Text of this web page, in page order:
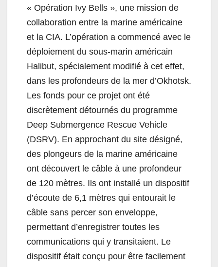
« Opération Ivy Bells », une mission de
collaboration entre la marine américaine
et la CIA. L’opération a commencé avec le
déploiement du sous-marin américain
Halibut, spécialement modifié à cet effet,
dans les profondeurs de la mer d’Okhotsk.
Les fonds pour ce projet ont été
discrètement détournés du programme
Deep Submergence Rescue Vehicle
(DSRV). En approchant du site désigné,
des plongeurs de la marine américaine
ont découvert le câble à une profondeur
de 120 mètres. Ils ont installé un dispositif
d’écoute de 6,1 mètres qui entourait le
câble sans percer son enveloppe,
permettant d’enregistrer toutes les
communications qui y transitaient. Le
dispositif était conçu pour être facilement